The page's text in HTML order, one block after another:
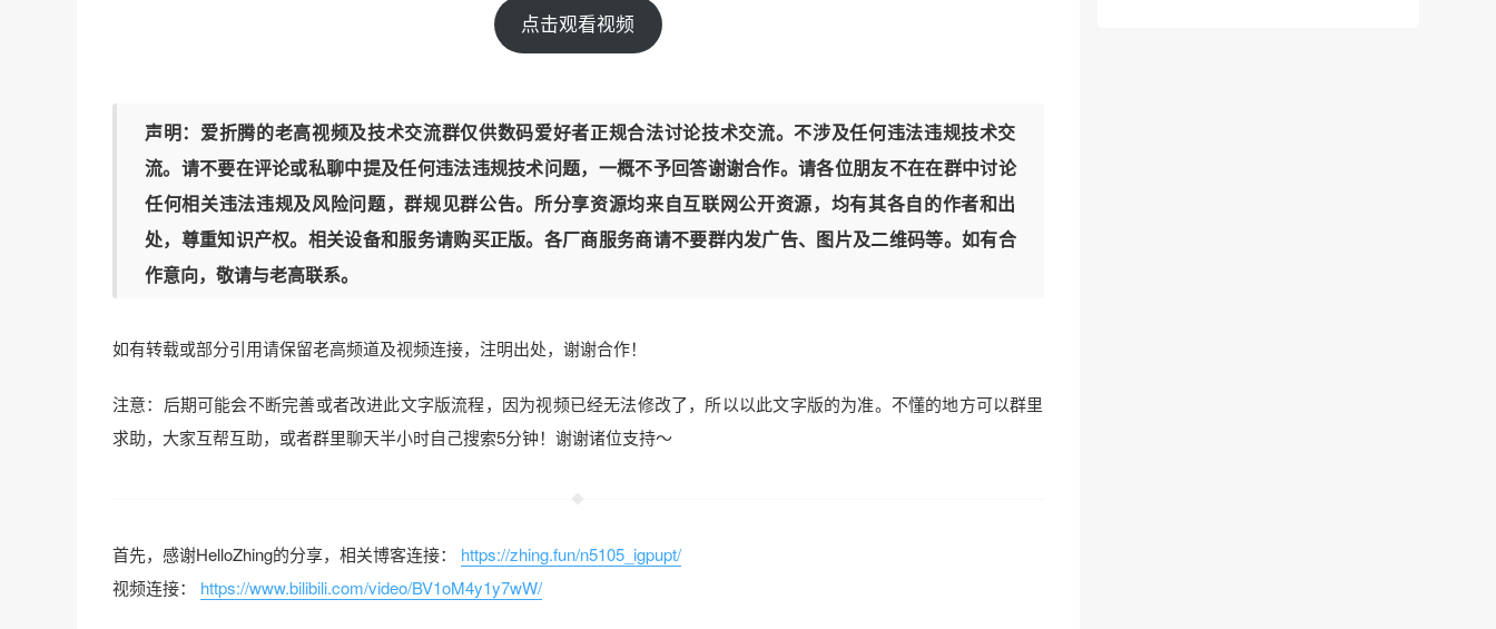
点击观看视频
声明：爱折腾的老高视频及技术交流群仅供数码爱好者正规合法讨论技术交流。不涉及任何违法违规技术交
流。请不要在评论或私聊中提及任何违法违规技术问题，一概不予回答谢谢合作。请各位朋友不在在群中讨论
任何相关违法违规及风险问题，群规见群公告。所分享资源均来自互联网公开资源，均有其各自的作者和出
处，尊重知识产权。相关设备和服务请购买正版。各厂商服务商请不要群内发广告、图片及二维码等。如有合
作意向，敬请与老高联系。
如有转载或部分引用请保留老高频道及视频连接，注明出处，谢谢合作！
注意：后期可能会不断完善或者改进此文字版流程，因为视频已经无法修改了，所以以此文字版的为准。不懂的地方可以群里
求助，大家互帮互助，或者群里聊天半小时自己搜索5分钟！谢谢诸位支持～
首先，感谢HelloZhing的分享，相关博客连接：
https://zhing.fun/n5105_igpupt/
视频连接：
https://www.bilibili.com/video/BV1oM4y1y7wW/